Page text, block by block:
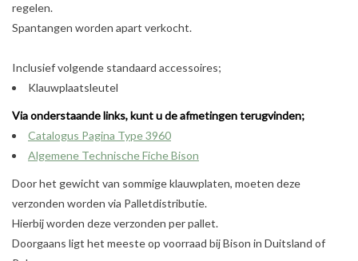
regelen.
Spantangen worden apart verkocht.
Inclusief volgende standaard accessoires;
Klauwplaatsleutel
Via onderstaande links, kunt u de afmetingen terugvinden;
Catalogus Pagina Type 3960
Algemene Technische Fiche Bison
Door het gewicht van sommige klauwplaten, moeten deze
verzonden worden via Palletdistributie.
Hierbij worden deze verzonden per pallet.
Doorgaans ligt het meeste op voorraad bij Bison in Duitsland of